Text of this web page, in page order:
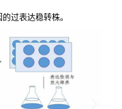
过表达稳转株。